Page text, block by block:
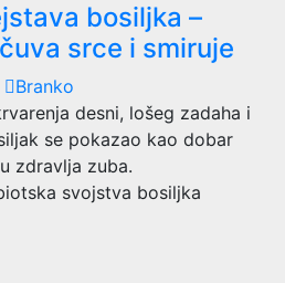
bosiljka –
srce i smiruje
Branko
desni, lošeg zadaha i
se pokazao kao dobar
zdravlja zuba.
svojstva bosiljka